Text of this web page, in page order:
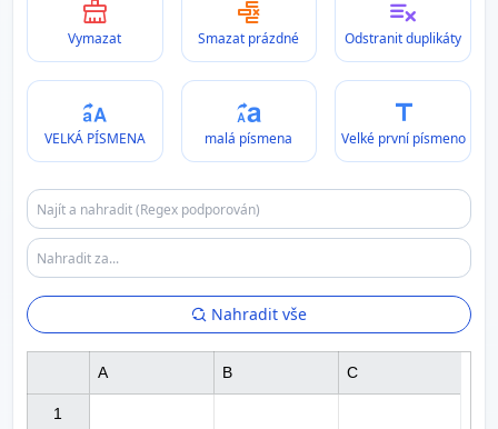
Vymazat Smazat prázdné Odstranit duplikáty
VELKÁ PÍSMENA malá písmena Velké první písmeno
Nahradit vše
1
A B C